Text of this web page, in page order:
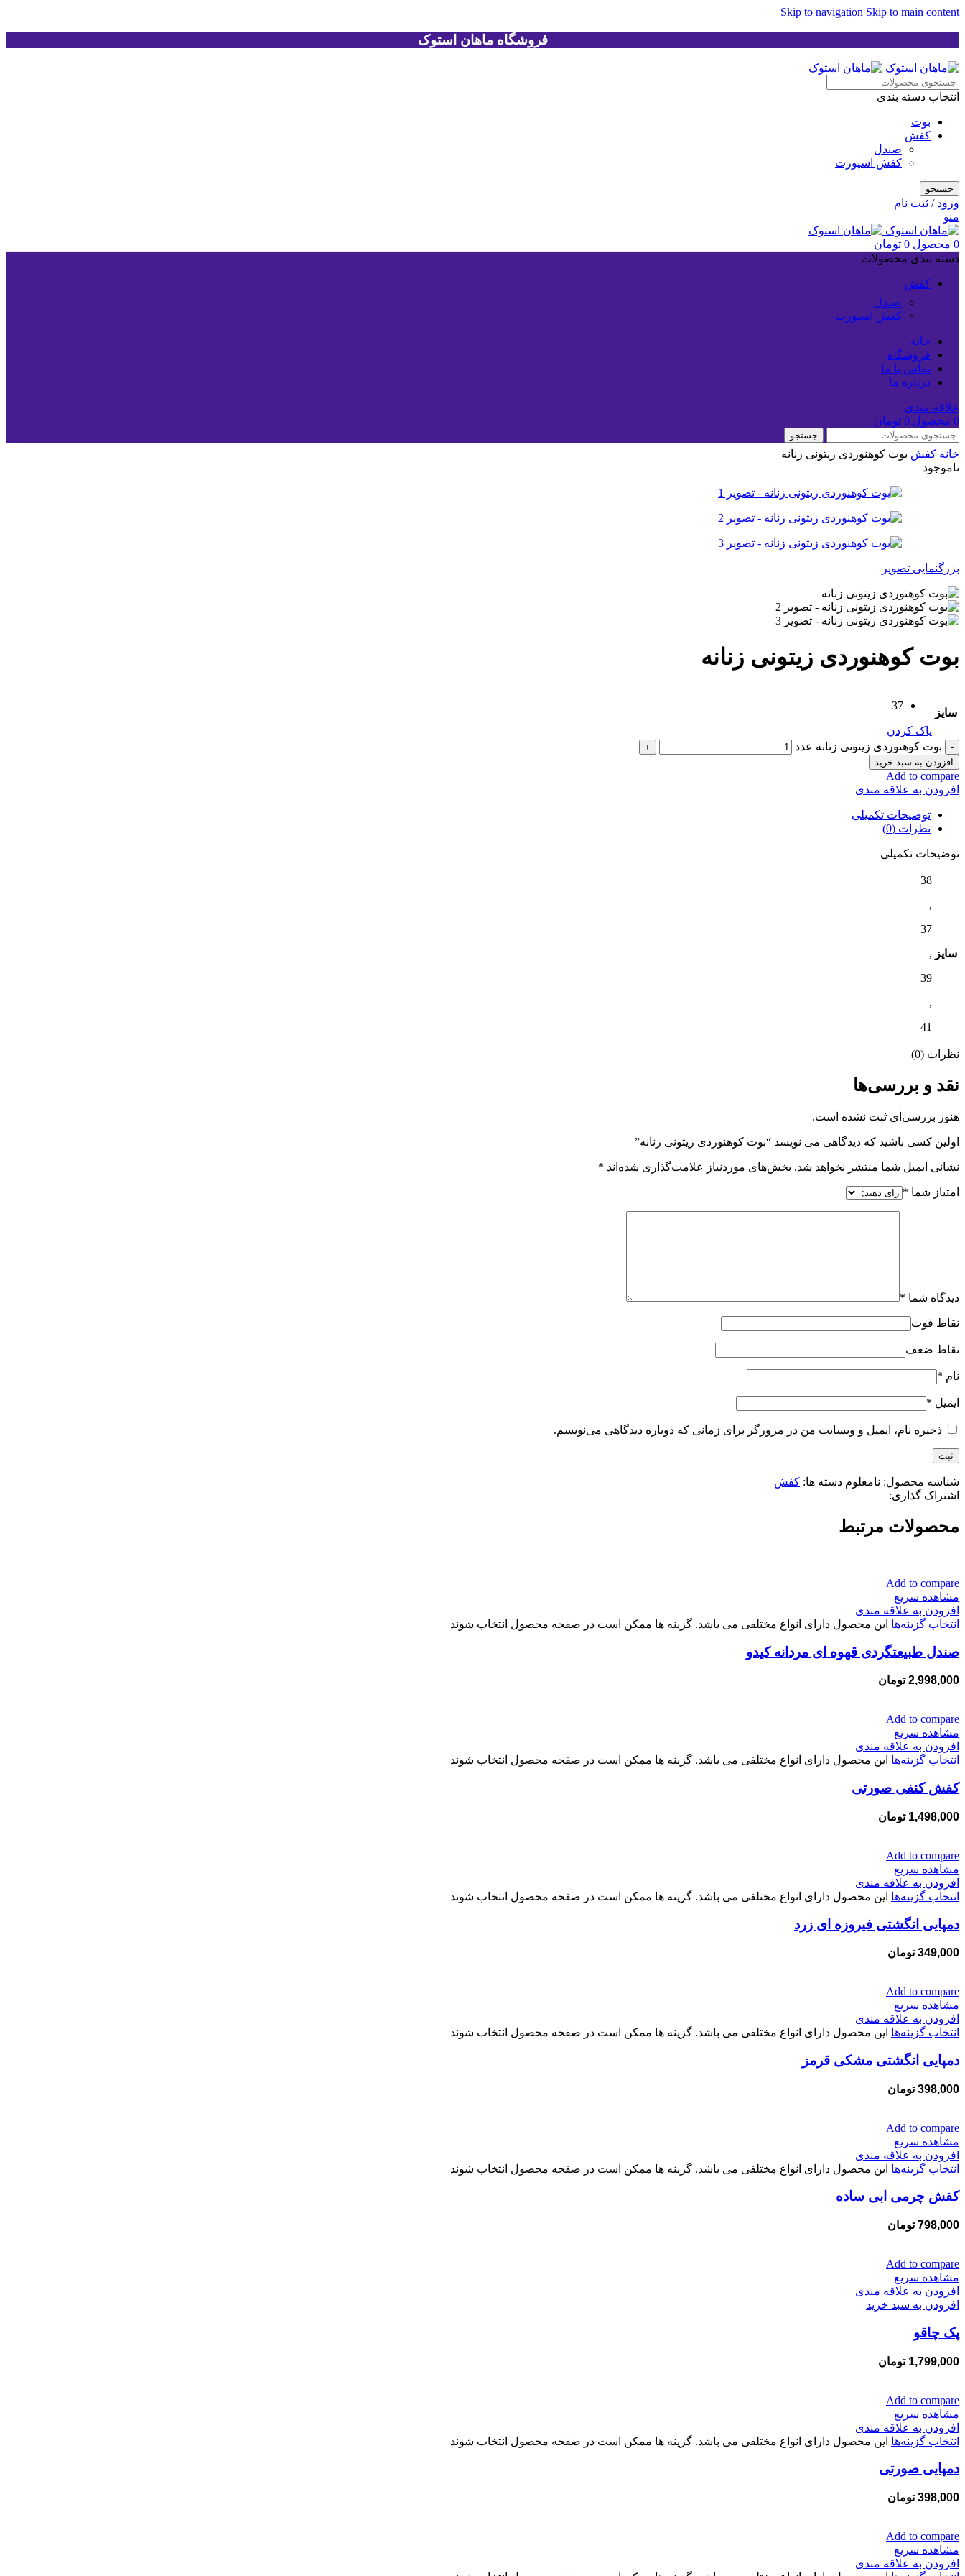
Skip to navigation Skip to main content
فروشگاه ماهان استوک
انتخاب دسته بندی
بوت
کفش
صندل
کفش اسپورت
جستجو
ورود / ثبت نام
منو
0 محصول 0 تومان
دسته بندی محصولات
کفش
صندل
کفش اسپورت
خانه
فروشگاه
تماس با ما
درباره ما
علاقه مندی
0 محصول 0 تومان
جستجو
خانه کفش بوت کوهنوردی زیتونی زنانه
ناموجود
بزرگنمایی تصویر
بوت کوهنوردی زیتونی زنانه
سایز
37
پاک کردن
بوت کوهنوردی زیتونی زنانه عدد
افزودن به سبد خرید
Add to compare
افزودن به علاقه مندی
توضیحات تکمیلی
نظرات (0)
توضیحات تکمیلی
سایز
38
,
37
,
39
,
41
نظرات (0)
نقد و بررسی‌ها
هنوز بررسی‌ای ثبت نشده است.
اولین کسی باشید که دیدگاهی می نویسد “بوت کوهنوردی زیتونی زنانه”
نشانی ایمیل شما منتشر نخواهد شد. بخش‌های موردنیاز علامت‌گذاری شده‌اند *
امتیاز شما *
دیدگاه شما *
نقاط قوت
نقاط ضعف
نام *
ایمیل *
ذخیره نام، ایمیل و وبسایت من در مرورگر برای زمانی که دوباره دیدگاهی می‌نویسم.
شناسه محصول: نامعلوم دسته ها: کفش
اشتراک گذاری:
محصولات مرتبط
Add to compare
مشاهده سریع
افزودن به علاقه مندی
انتخاب گزینه‌ها این محصول دارای انواع مختلفی می باشد. گزینه ها ممکن است در صفحه محصول انتخاب شوند
صندل طبیعتگردی قهوه ای مردانه کیدو
2,998,000 تومان
Add to compare
مشاهده سریع
افزودن به علاقه مندی
انتخاب گزینه‌ها این محصول دارای انواع مختلفی می باشد. گزینه ها ممکن است در صفحه محصول انتخاب شوند
کفش کنفی صورتی
1,498,000 تومان
Add to compare
مشاهده سریع
افزودن به علاقه مندی
انتخاب گزینه‌ها این محصول دارای انواع مختلفی می باشد. گزینه ها ممکن است در صفحه محصول انتخاب شوند
دمپایی انگشتی فیروزه ای زرد
349,000 تومان
Add to compare
مشاهده سریع
افزودن به علاقه مندی
انتخاب گزینه‌ها این محصول دارای انواع مختلفی می باشد. گزینه ها ممکن است در صفحه محصول انتخاب شوند
دمپایی انگشتی مشکی قرمز
398,000 تومان
Add to compare
مشاهده سریع
افزودن به علاقه مندی
انتخاب گزینه‌ها این محصول دارای انواع مختلفی می باشد. گزینه ها ممکن است در صفحه محصول انتخاب شوند
کفش چرمی ابی ساده
798,000 تومان
Add to compare
مشاهده سریع
افزودن به علاقه مندی
افزودن به سبد خرید
پک چاقو
1,799,000 تومان
Add to compare
مشاهده سریع
افزودن به علاقه مندی
انتخاب گزینه‌ها این محصول دارای انواع مختلفی می باشد. گزینه ها ممکن است در صفحه محصول انتخاب شوند
دمپایی صورتی
398,000 تومان
Add to compare
مشاهده سریع
افزودن به علاقه مندی